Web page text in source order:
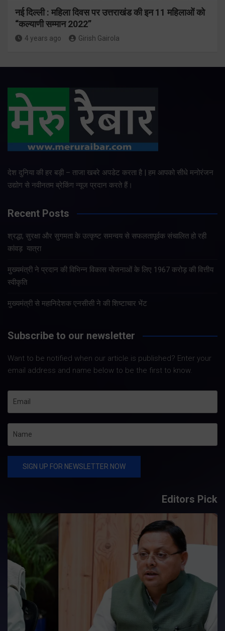
नई दिल्ली : महिला दिवस पर उत्तराखंड की इन 11 महिलाओं को
“कल्याणी सम्मान 2022”
4 years ago Girish Gairola
देश दुनिया की हर बड़ी – ताजा खबरे अपडेट करता है | हम आपको सीधे मनोरंजन
उद्योग से नवीनतम ब्रेकिंग न्यूज प्रदान करते हैं।
Recent Posts
श्रद्धा, सुरक्षा और सुगमता के उत्कृष्ट समन्वय से सफलतापूर्वक संचालित हो रही
कांवड़ यात्रा
मुख्यमंत्री ने प्रदान की विभिन्न विकास योजनाओं के लिए 1967 करोड़ की वित्तीय
स्वीकृति
मुख्यमंत्री से महानिदेशक एनसीसी ने की शिष्टाचार भेंट
Subscribe to our newsletter
Want to be notified when our article is published? Enter your
email address and name below to be the first to know.
Editors Pick